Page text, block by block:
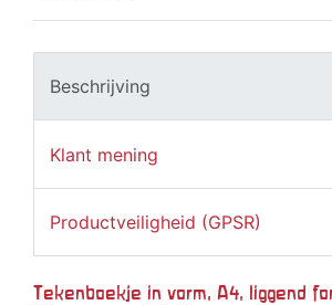
Beschrijving
Klant mening
Productveiligheid (GPSR)
Tekenboekje in vorm, A4, liggend